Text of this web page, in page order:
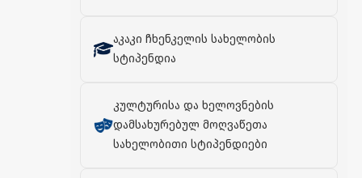
აკაკი ჩხენკელის სახელობის
სტიპენდია
კულტურისა და ხელოვნების
დამსახურებულ მოღვაწეთა
სახელობითი სტიპენდიები